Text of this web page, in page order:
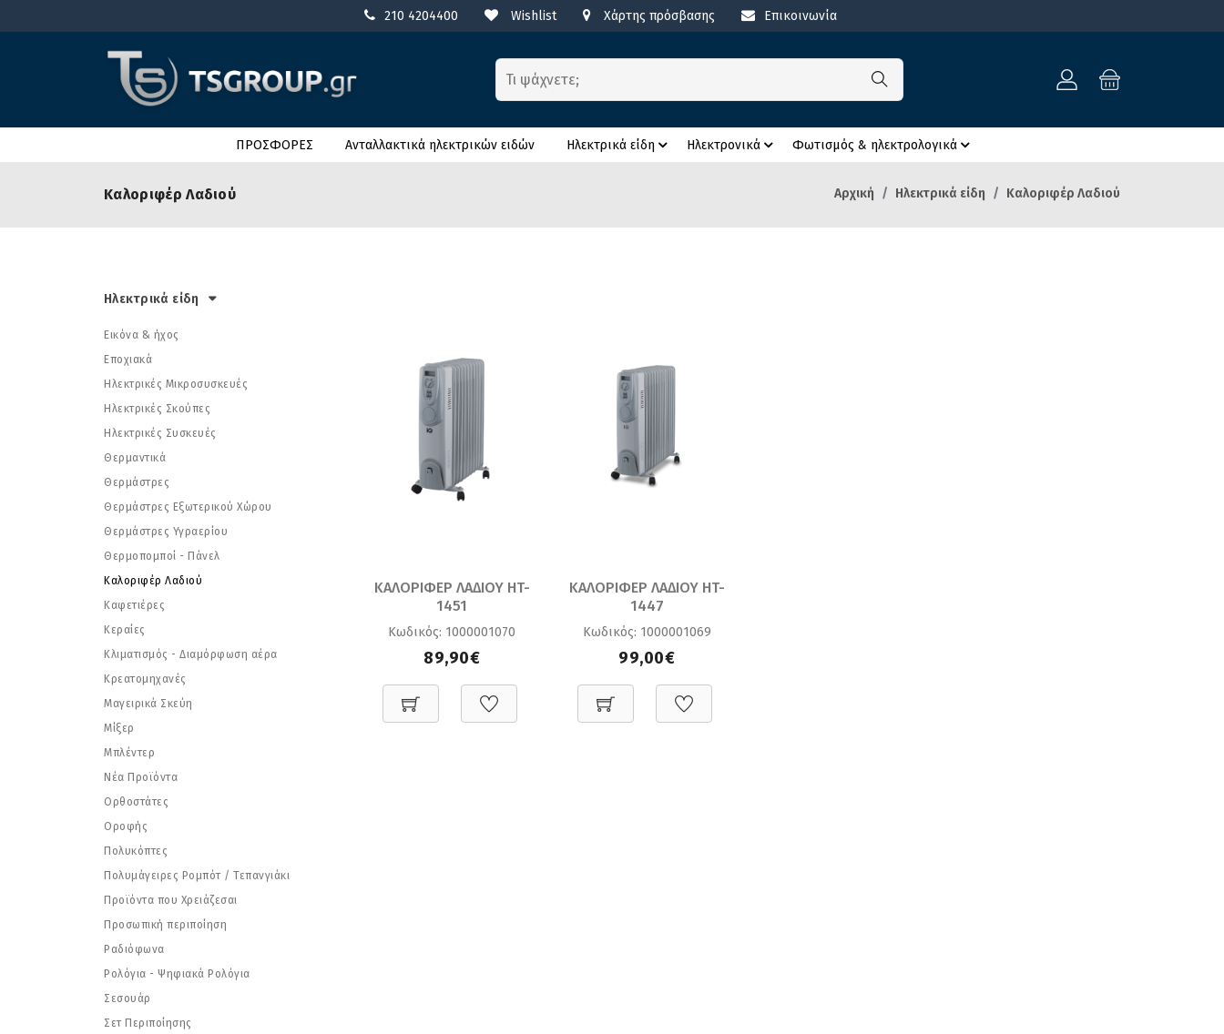
210 4204400 Wishlist Χάρτης πρόσβασης Επικοινωνία
ΠΡΟΣΦΟΡΕΣ Ανταλλακτικά ηλεκτρικών ειδών Ηλεκτρικά είδη Ηλεκτρονικά Φωτισμός & ηλεκτρολογικά
Καλοριφέρ Λαδιού Αρχική Ηλεκτρικά είδη Καλοριφέρ Λαδιού
Ηλεκτρικά είδη
Εικόνα & ήχος
Εποχιακά
Ηλεκτρικές Μικροσυσκευές
Ηλεκτρικές Σκούπες
Ηλεκτρικές Συσκευές
Θερμαντικά
Θερμάστρες
Θερμάστρες Εξωτερικού Χώρου
Θερμάστρες Υγραερίου
Θερμοπομποί - Πάνελ
Καλοριφέρ Λαδιού
Καφετιέρες
Κεραίες
Κλιματισμός - Διαμόρφωση αέρα
Κρεατομηχανές
Μαγειρικά Σκεύη
Μίξερ
Μπλέντερ
Νέα Προϊόντα
Ορθοστάτες
Οροφής
Πολυκόπτες
Πολυμάγειρες Ρομπότ / Τεπανγιάκι
Προϊόντα που Χρειάζεσαι
Προσωπική περιποίηση
Ραδιόφωνα
Ρολόγια - Ψηφιακά Ρολόγια
Σεσουάρ
Σετ Περιποίησης
ΚΑΛΟΡΙΦΕΡ ΛΑΔΙΟΥ HT-
1451
Κωδικός: 1000001070
89,90€
ΚΑΛΟΡΙΦΕΡ ΛΑΔΙΟΥ HT-
1447
Κωδικός: 1000001069
99,00€